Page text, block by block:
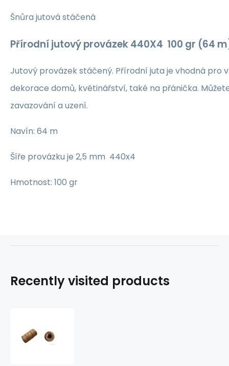
Šnůra jutová stáčená
Přírodní jutový provázek 440X4 100 gr (64
Jutový provázek stáčený. Přírodní juta je vhodná pro
dekorace domů, květinářství, také na přánička.
zavazování a uzení.
Navín: 64 m
Šíře provázku je 2,5 mm 440x4
Hmotnost: 100 gr
Recently visited products